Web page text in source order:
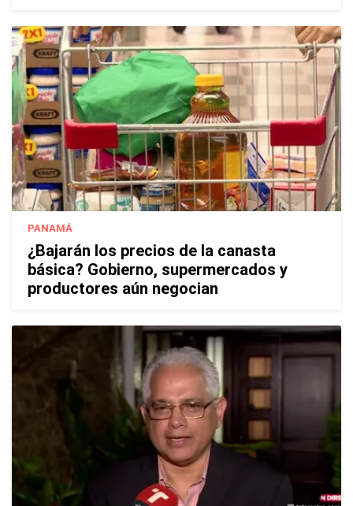
PANAMÁ
¿Bajarán los precios de la canasta
básica? Gobierno, supermercados y
productores aún negocian